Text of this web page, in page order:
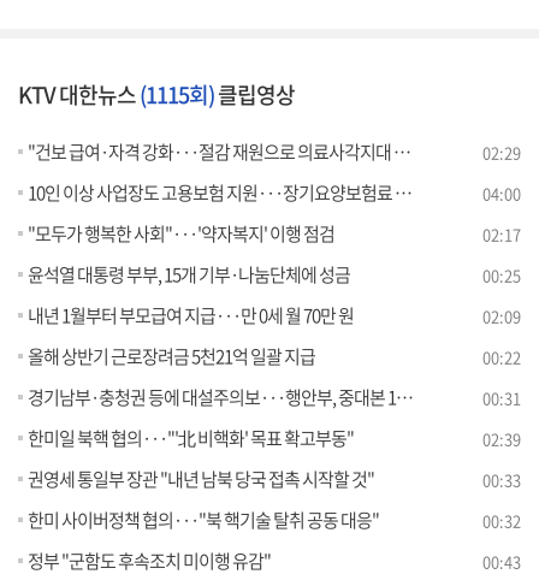
KTV 대한뉴스(1115회)클립영상
"건보 급여·자격 강화···절감 재원으로 의료사각지대 지원" 02:29
10인 이상 사업장도 고용보험 지원···장기요양보험료 인상 [뉴스의 맥] 04:00
"모두가 행복한 사회"···'약자복지' 이행 점검 02:17
윤석열 대통령 부부, 15개 기부·나눔단체에 성금 00:25
내년 1월부터 부모급여 지급···만 0세 월 70만 원 02:09
올해 상반기 근로장려금 5천21억 일괄 지급 00:22
경기남부·충청권 등에 대설주의보···행안부, 중대본 1단계 가동 00:31
한미일 북핵 협의···"'北 비핵화' 목표 확고부동" 02:39
권영세 통일부 장관 "내년 남북 당국 접촉 시작할 것" 00:33
한미 사이버정책 협의···"북 핵기술 탈취 공동 대응" 00:32
정부 "군함도 후속조치 미이행 유감" 00:43